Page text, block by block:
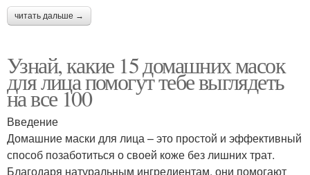
читать дальше →
Узнай, какие 15 домашних масок
для лица помогут тебе выглядеть
на все 100
Введение
Домашние маски для лица – это простой и эффективный
способ позаботиться о своей коже без лишних трат.
Благодаря натуральным ингредиентам, они помогают